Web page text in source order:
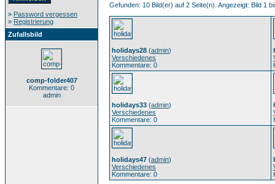
» Password vergessen
» Registrierung
Zufallsbild
comp-folder407
Kommentare: 0
admin
Gefunden: 10 Bild(er) auf 2 Seite(n). Angezeigt: Bild 1
holidays28 (admin)
Verschiedenes
Kommentare: 0
holidays33 (admin)
Verschiedenes
Kommentare: 0
holidays47 (admin)
Verschiedenes
Kommentare: 0